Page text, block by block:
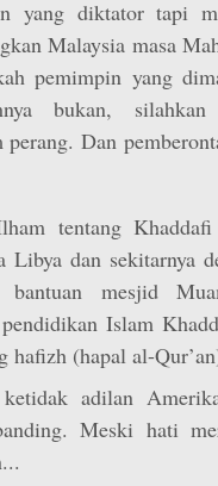
yang diktator tapi
Malaysia masa
pemimpin yang
bukan,
perang. Dan
tentang
dan sekitarnya
bantuan mesjid
Islam
hafizh (hapal al-
adilan
Meski hati